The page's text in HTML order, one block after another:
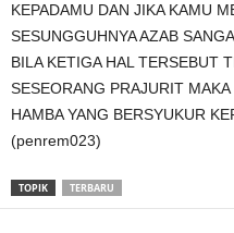
KEPADAMU DAN JIKA KAMU
SESUNGGUHNYA AZAB
BILA KETIGA HAL TERSEBUT
SESEORANG PRAJURIT
HAMBA YANG BERSYUKUR
(penrem023)
TOPIK TERBARU